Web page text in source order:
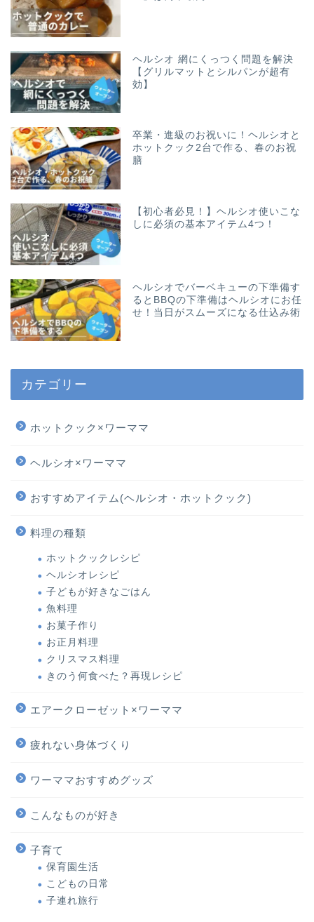
ヘルシオ 網にくっつく問題を解決
【グリルマットとシルパンが超有
効】
卒業・進級のお祝いに！ヘルシオと
ホットクック2台で作る、春のお祝
膳
【初心者必見！】ヘルシオ使いこな
しに必須の基本アイテム4つ！
ヘルシオでバーベキューの下準備す
るとBBQの下準備はヘルシオにお任
せ！当日がスムーズになる仕込み術
カテゴリー
ホットクック×ワーママ
ヘルシオ×ワーママ
おすすめアイテム(ヘルシオ・ホットクック)
料理の種類
ホットクックレシピ
ヘルシオレシピ
子どもが好きなごはん
魚料理
お菓子作り
お正月料理
クリスマス料理
きのう何食べた？再現レシピ
エアークローゼット×ワーママ
疲れない身体づくり
ワーママおすすめグッズ
こんなものが好き
子育て
保育園生活
こどもの日常
子連れ旅行